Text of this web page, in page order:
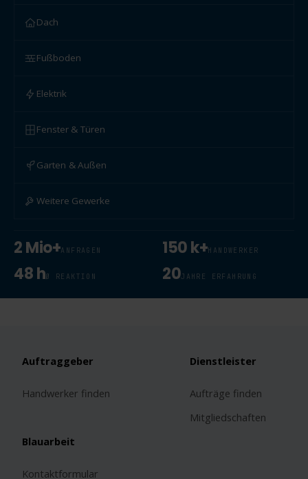
Dach
Fußboden
Elektrik
Fenster & Türen
Garten & Außen
Weitere Gewerke
2 Mio+ANFRAGEN 150 k+HANDWERKER
48 hØ REAKTION 20JAHRE ERFAHRUNG
Auftraggeber
Handwerker finden
Dienstleister
Aufträge finden
Mitgliedschaften
Blauarbeit
Kontaktformular